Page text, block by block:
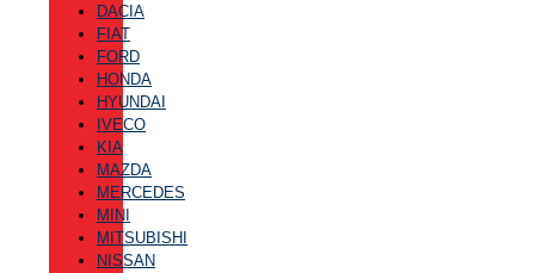
DACIA
FIAT
FORD
HONDA
HYUNDAI
IVECO
KIA
MAZDA
MERCEDES
MINI
MITSUBISHI
NISSAN